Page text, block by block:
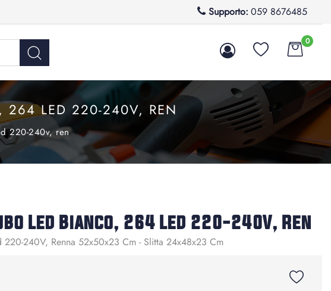
Supporto: 059 8676485
0
264 LED 220-240V, REN
220-240v, ren
Led Bianco, 264 Led 220-240V, Ren
220-240V, Renna 52x50x23 Cm - Slitta 24x48x23 Cm